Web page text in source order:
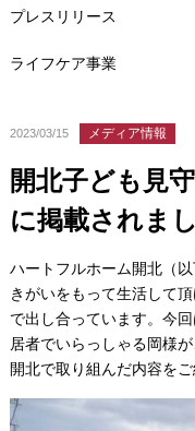
プレスリリース
ライフケア事業
2023/03/15 メディア情報
開北子ども見
に掲載されま
ハートフルホーム開北（
きがいをもって生活して
で出し合っています。今
居者でいらっしゃる岡様
開北で取り組んだ内容をご